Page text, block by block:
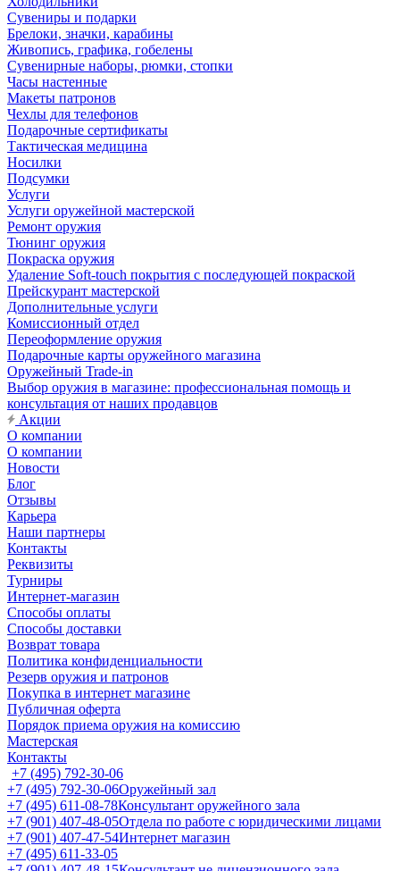
Сувениры и подарки
Брелоки, значки, карабины
Живопись, графика, гобелены
Сувенирные наборы, рюмки, стопки
Часы настенные
Макеты патронов
Чехлы для телефонов
Подарочные сертификаты
Тактическая медицина
Носилки
Подсумки
Услуги
Услуги оружейной мастерской
Ремонт оружия
Тюнинг оружия
Покраска оружия
Удаление Soft-touch покрытия с последующей покраской
Прейскурант мастерской
Дополнительные услуги
Комиссионный отдел
Переоформление оружия
Подарочные карты оружейного магазина
Оружейный Trade-in
Выбор оружия в магазине: профессиональная помощь и
консультация от наших продавцов
Акции
О компании
О компании
Новости
Блог
Отзывы
Карьера
Наши партнеры
Контакты
Реквизиты
Турниры
Интернет-магазин
Способы оплаты
Способы доставки
Возврат товара
Политика конфиденциальности
Резерв оружия и патронов
Покупка в интернет магазине
Публичная оферта
Порядок приема оружия на комиссию
Мастерская
Контакты
+7 (495) 792-30-06
+7 (495) 792-30-06Оружейный зал
+7 (495) 611-08-78Консультант оружейного зала
+7 (901) 407-48-05Отдела по работе с юридическими лицами
+7 (901) 407-47-54Интернет магазин
+7 (495) 611-33-05